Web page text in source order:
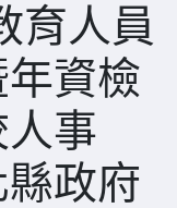
育人員
資檢
事
政府